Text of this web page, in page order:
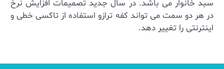
سبد خانوار می باشد. در سال جدید تصمیمات افزایش نرخ
در هر دو سمت می تواند کفه ترازو استفاده از تاکسی خطی و
اینترنتی را تغییر دهد.